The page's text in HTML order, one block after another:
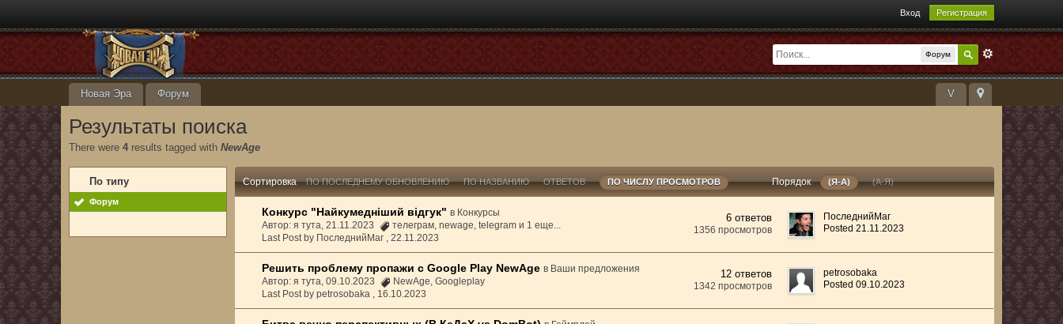
Вход Регистрация
Форум
V
Новая Эра Форум
Результаты поиска
There were4 results tagged withNewAge
По типу
Форум
Сортировка ПО ПОСЛЕДНЕМУ ОБНОВЛЕНИЮ ПО НАЗВАНИЮ ОТВЕТОВ ПО ЧИСЛУ ПРОСМОТРОВ Порядок (Я-А) (А-Я)
Конкурс "Найкумедніший відгук" в Конкурсы
Автор: я тута, 21.11.2023
телеграм,newage,telegram и 1 еще...
Last Post by ПоследнийМаг ,22.11.2023
6 ответов
1356 просмотров
ПоследнийМаг
Posted 21.11.2023
Решить проблему пропажи с Google Play NewAge в Ваши предложения
Автор: я тута, 09.10.2023
NewAge,Googleplay
Last Post by petrosobaka , 16.10.2023
12 ответов
1342 просмотров
petrosobaka
Posted 09.10.2023